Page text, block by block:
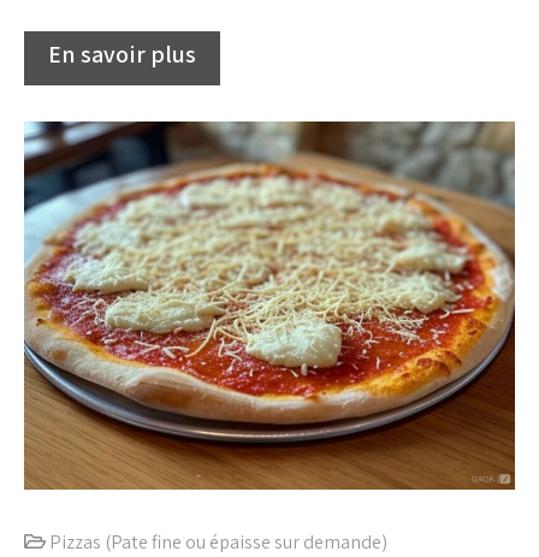
Pizzas (Pate fine ou épaisse sur demande)